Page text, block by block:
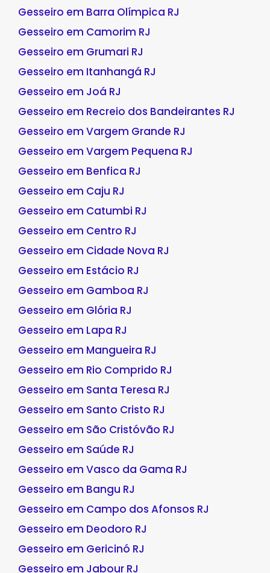
Gesseiro em Barra Olímpica RJ
Gesseiro em Camorim RJ
Gesseiro em Grumari RJ
Gesseiro em Itanhangá RJ
Gesseiro em Joá RJ
Gesseiro em Recreio dos Bandeirantes RJ
Gesseiro em Vargem Grande RJ
Gesseiro em Vargem Pequena RJ
Gesseiro em Benfica RJ
Gesseiro em Caju RJ
Gesseiro em Catumbi RJ
Gesseiro em Centro RJ
Gesseiro em Cidade Nova RJ
Gesseiro em Estácio RJ
Gesseiro em Gamboa RJ
Gesseiro em Glória RJ
Gesseiro em Lapa RJ
Gesseiro em Mangueira RJ
Gesseiro em Rio Comprido RJ
Gesseiro em Santa Teresa RJ
Gesseiro em Santo Cristo RJ
Gesseiro em São Cristóvão RJ
Gesseiro em Saúde RJ
Gesseiro em Vasco da Gama RJ
Gesseiro em Bangu RJ
Gesseiro em Campo dos Afonsos RJ
Gesseiro em Deodoro RJ
Gesseiro em Gericinó RJ
Gesseiro em Jabour RJ